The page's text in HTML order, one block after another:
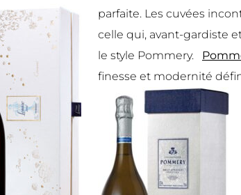
parfaite. Les cuvées
celle qui, avant-gardiste
le style Pommery.
finesse et modernité